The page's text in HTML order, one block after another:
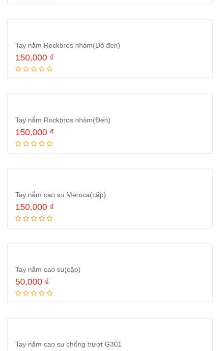
Tay nắm Rockbros nhám(Đỏ đen)
150,000 ₫
Tay nắm Rockbros nhám(Đen)
150,000 ₫
Tay nắm cao su Meroca(cặp)
150,000 ₫
Tay nắm cao su(cặp)
50,000 ₫
Tay nắm cao su chống trượt G301